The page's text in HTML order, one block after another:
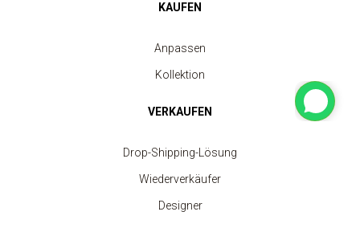
KAUFEN
Anpassen
Kollektion
VERKAUFEN
Drop-Shipping-Lösung
Wiederverkäufer
Designer